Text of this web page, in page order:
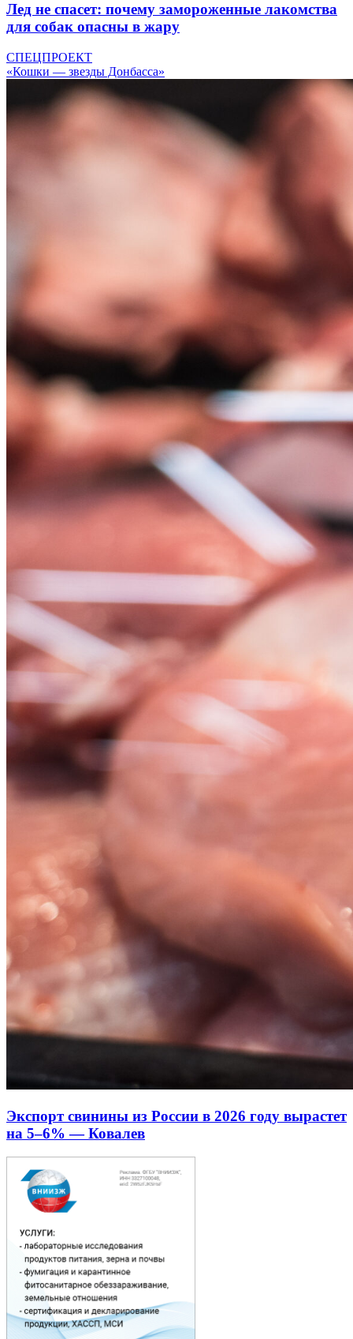
Лед не спасет: почему замороженные лакомства
для собак опасны в жару
СПЕЦПРОЕКТ
«Кошки — звезды Донбасса»
Экспорт свинины из России в 2026 году вырастет
на 5–6% — Ковалев